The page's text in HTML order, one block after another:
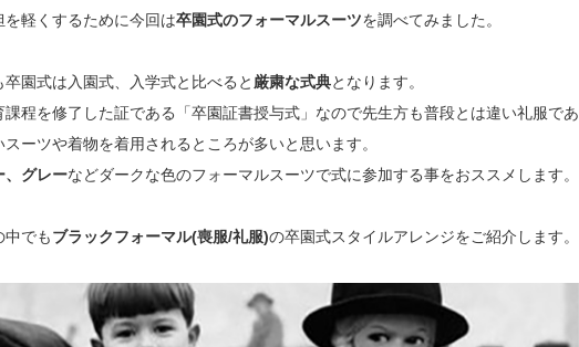
軽くするために今回は卒園式のフォーマルスーツを調べてみました。
園式は入園式、入学式と比べると 厳粛な式典となります。
程を修了した証である「卒園証書授与式」なので先生方も普段とは違い礼服であ
ーツや着物を着用されるところが多いと思います。
、グレーなどダークな色のフォーマルスーツで式に参加する事をおススメします。
中でもブラックフォーマル(喪服/礼服)の卒園式スタイルアレンジをご紹介します。